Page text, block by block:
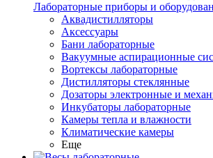
Лабораторные приборы и
Аквадистилляторы
Аксессуары
Бани лабораторные
Вакуумные аспирационные
Вортексы лабораторные
Дистилляторы стеклянные
Дозаторы электронные и
Инкубаторы лабораторные
Камеры тепла и влажности
Климатические камеры
Еще